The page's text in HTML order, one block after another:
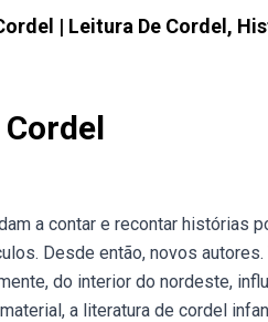
| Leitura De Cordel,
a contar e recontar histórias
Desde então, novos
do interior do nordeste,
a literatura de cordel